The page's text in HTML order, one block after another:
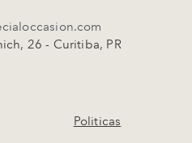
26 - Curitiba, PR
Politicas